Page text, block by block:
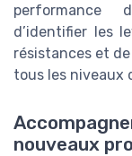
performance
d’identifier les
résistances et
tous les niveaux
nouveaux